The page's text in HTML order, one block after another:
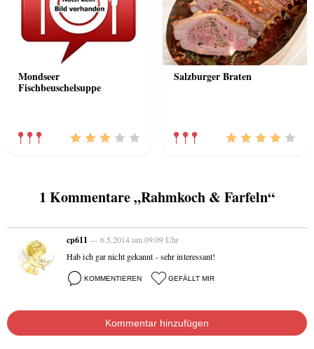
Mondseer
Fischbeuschelsuppe
Salzburger Braten
1 Kommentare „Rahmkoch & Farfeln“
cp611 — 6.5.2014 um 09:09 Uhr
Hab ich gar nicht gekannt - sehr interessant!
KOMMENTIEREN GEFÄLLT MIR
Kommentar hinzufügen